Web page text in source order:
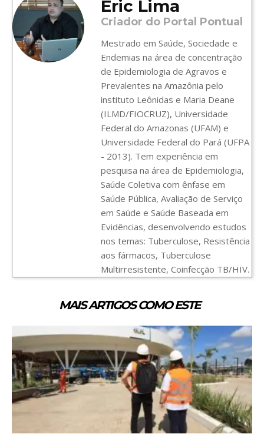
Eric Lima
Criador do Portal Pontual
Mestrado em Saúde, Sociedade e
Endemias na área de concentração
de Epidemiologia de Agravos e
Prevalentes na Amazônia pelo
instituto Leônidas e Maria Deane
(ILMD/FIOCRUZ), Universidade
Federal do Amazonas (UFAM) e
Universidade Federal do Pará (UFPA
- 2013). Tem experiência em
pesquisa na área de Epidemiologia,
Saúde Coletiva com ênfase em
Saúde Pública, Avaliação de Serviço
em Saúde e Saúde Baseada em
Evidências, desenvolvendo estudos
nos temas: Tuberculose, Resistência
aos fármacos, Tuberculose
Multirresistente, Coinfecção TB/HIV.
MAIS ARTIGOS COMO ESTE